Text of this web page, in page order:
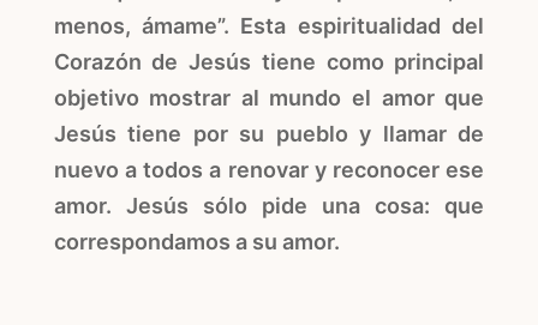
menos, ámame”. Esta espiritualidad del
Corazón de Jesús tiene como principal
objetivo mostrar al mundo el amor que
Jesús tiene por su pueblo y llamar de
nuevo a todos a renovar y reconocer ese
amor. Jesús sólo pide una cosa: que
correspondamos a su amor.